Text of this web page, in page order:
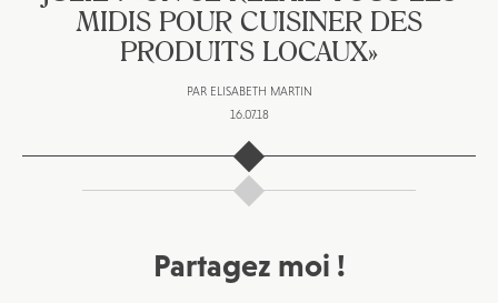
MIDIS POUR CUISINER DES
PRODUITS LOCAUX»
PAR ELISABETH MARTIN
16.07.18
Partagez moi !